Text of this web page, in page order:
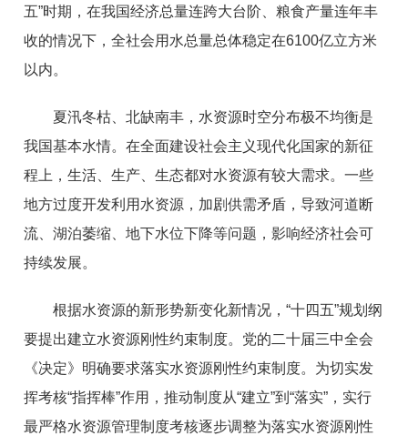
五”时期，在我国经济总量连跨大台阶、粮食产量连年丰
收的情况下，全社会用水总量总体稳定在6100亿立方米
以内。
夏汛冬枯、北缺南丰，水资源时空分布极不均衡是
我国基本水情。在全面建设社会主义现代化国家的新征
程上，生活、生产、生态都对水资源有较大需求。一些
地方过度开发利用水资源，加剧供需矛盾，导致河道断
流、湖泊萎缩、地下水位下降等问题，影响经济社会可
持续发展。
根据水资源的新形势新变化新情况，“十四五”规划纲
要提出建立水资源刚性约束制度。党的二十届三中全会
《决定》明确要求落实水资源刚性约束制度。为切实发
挥考核“指挥棒”作用，推动制度从“建立”到“落实”，实行
最严格水资源管理制度考核逐步调整为落实水资源刚性